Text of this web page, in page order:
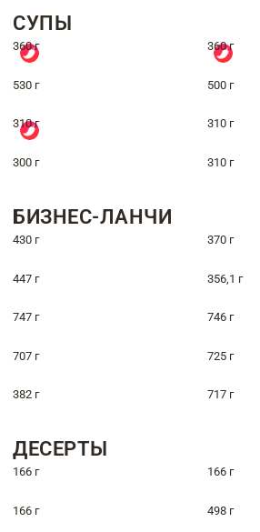
СУПЫ
360 г 360 г
530 г 500 г
310 г 310 г
300 г 310 г
БИЗНЕС-ЛАНЧИ
430 г 370 г
447 г 356,1 г
747 г 746 г
707 г 725 г
382 г 717 г
ДЕСЕРТЫ
166 г 166 г
166 г 498 г